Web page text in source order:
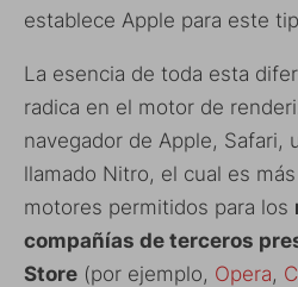
establece Apple para este
La esencia de toda esta
radica en el motor de
navegador de Apple, Safari,
llamado Nitro, el cual es
motores permitidos para los
compañías de terceros
Store (por ejemplo, Opera,